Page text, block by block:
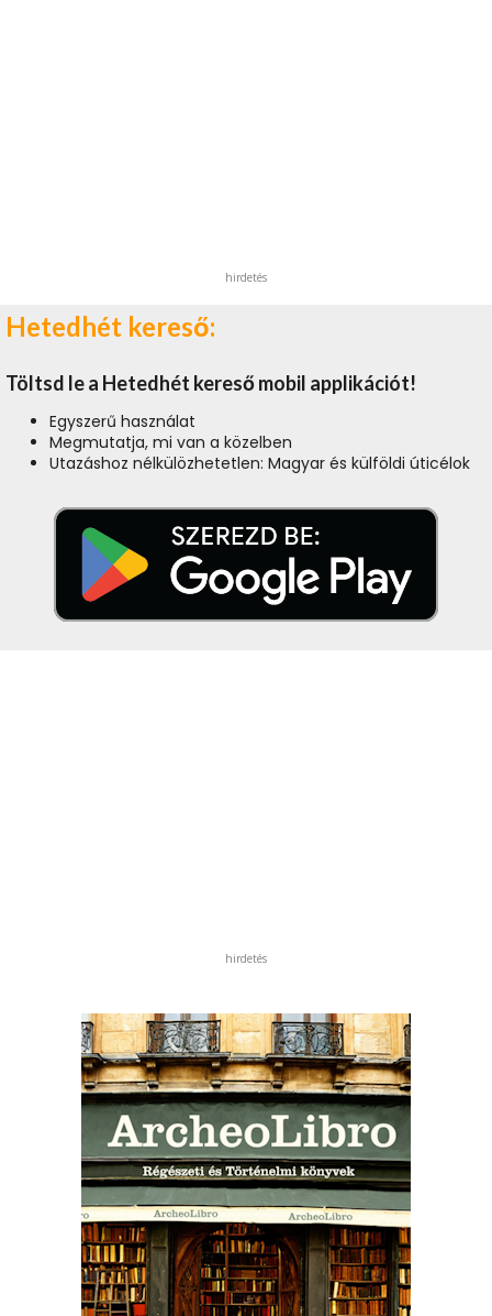
hirdetés
Hetedhét kereső:
Töltsd le a Hetedhét kereső mobil applikációt!
Egyszerű használat
Megmutatja, mi van a közelben
Utazáshoz nélkülözhetetlen: Magyar és külföldi úticélok
hirdetés